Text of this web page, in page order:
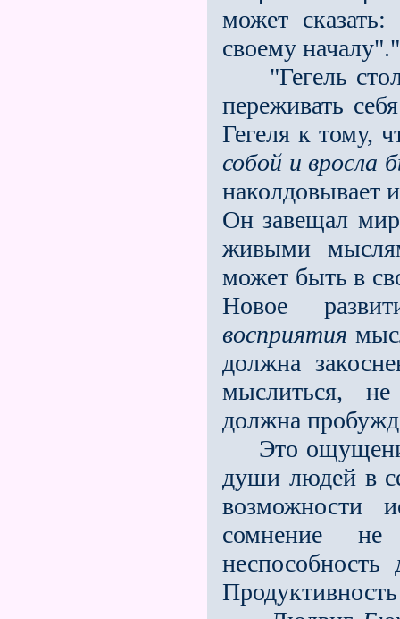
может
своему началу"."
"Гегель
переживать
Гегеля к тому,
собой и вросла
наколдовывает
Он завещал
живыми
может быть в
Новое
восприятия
должна
мыслиться,
должна
Это ощущение
души людей в
возможности
сомнение не
неспособность